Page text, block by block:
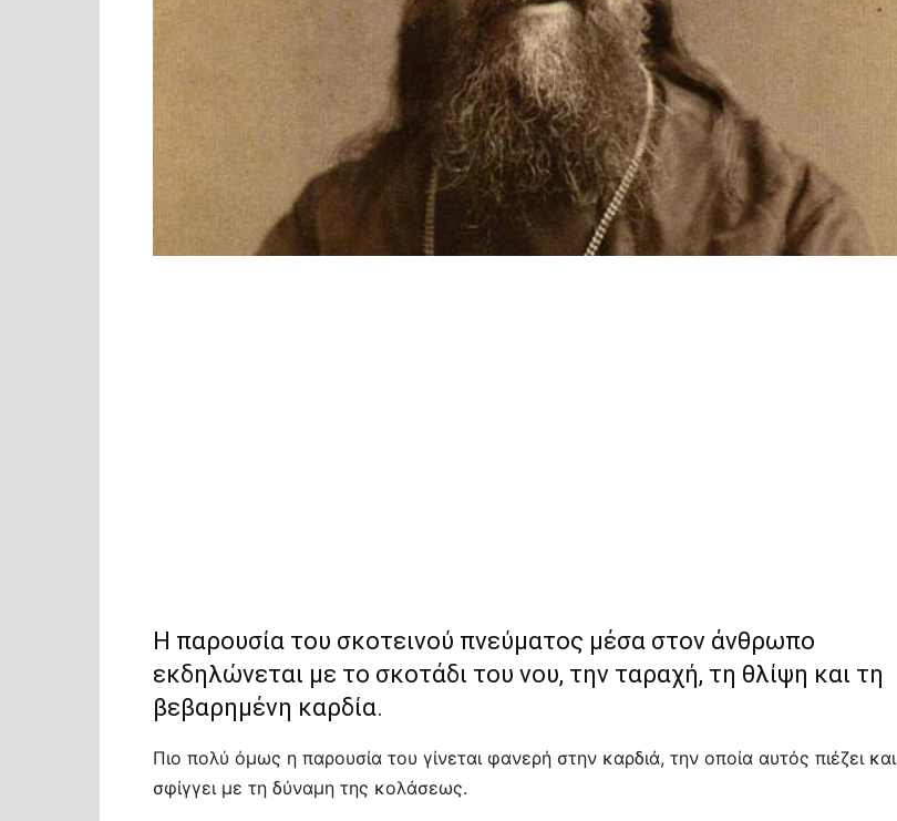
Η παρουσία του σκοτεινού πνεύματος μέσα στον άνθρωπο
εκδηλώνεται με το σκοτάδι του νου, την ταραχή, τη θλίψη και τη
βεβαρημένη καρδία.
Πιο πολύ όμως η παρουσία του γίνεται φανερή στην καρδιά, την οποία αυτός πιέζει και
σφίγγει με τη δύναμη της κολάσεως.